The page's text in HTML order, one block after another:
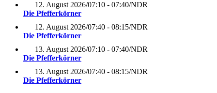
12. August 2026/07:10 - 07:40/NDR
Die Pfefferkörner
12. August 2026/07:40 - 08:15/NDR
Die Pfefferkörner
13. August 2026/07:10 - 07:40/NDR
Die Pfefferkörner
13. August 2026/07:40 - 08:15/NDR
Die Pfefferkörner